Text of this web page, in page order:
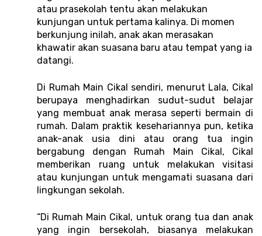
atau prasekolah tentu akan melakukan
kunjungan untuk pertama kalinya. Di momen
berkunjung inilah, anak akan merasakan
khawatir akan suasana baru atau tempat yang ia
datangi.
Di Rumah Main Cikal sendiri, menurut Lala, Cikal
berupaya menghadirkan sudut-sudut belajar
yang membuat anak merasa seperti bermain di
rumah. Dalam praktik kesehariannya pun, ketika
anak-anak usia dini atau orang tua ingin
bergabung dengan Rumah Main Cikal, Cikal
memberikan ruang untuk melakukan visitasi
atau kunjungan untuk mengamati suasana dari
lingkungan sekolah.
“Di Rumah Main Cikal, untuk orang tua dan anak
yang ingin bersekolah, biasanya melakukan